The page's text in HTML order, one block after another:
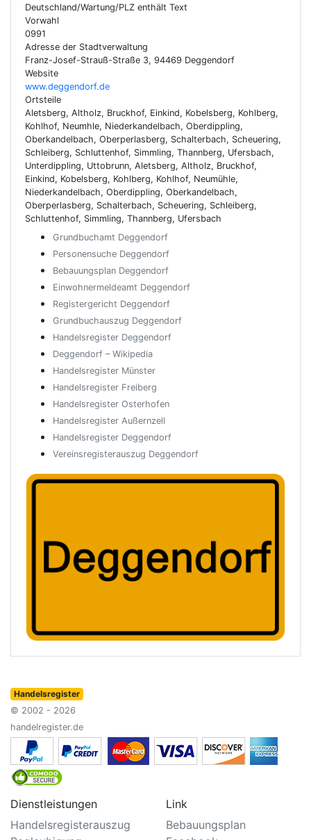
Deutschland/Wartung/PLZ enthält Text
Vorwahl
0991
Adresse der Stadtverwaltung
Franz-Josef-Strauß-Straße 3, 94469 Deggendorf
Website
www.deggendorf.de
Ortsteile
Aletsberg, Altholz, Bruckhof, Einkind, Kobelsberg, Kohlberg,
Kohlhof, Neumhle, Niederkandelbach, Oberdippling,
Oberkandelbach, Oberperlasberg, Schalterbach, Scheuering,
Schleiberg, Schluttenhof, Simmling, Thannberg, Ufersbach,
Unterdippling, Uttobrunn, Aletsberg, Altholz, Bruckhof,
Einkind, Kobelsberg, Kohlberg, Kohlhof, Neumühle,
Niederkandelbach, Oberdippling, Oberkandelbach,
Oberperlasberg, Schalterbach, Scheuering, Schleiberg,
Schluttenhof, Simmling, Thannberg, Ufersbach
Grundbuchamt Deggendorf
Personensuche Deggendorf
Bebauungsplan Deggendorf
Einwohnermeldeamt Deggendorf
Registergericht Deggendorf
Grundbuchauszug Deggendorf
Handelsregister Deggendorf
Deggendorf – Wikipedia
Handelsregister Münster
Handelsregister Freiberg
Handelsregister Osterhofen
Handelsregister Außernzell
Handelsregister Deggendorf
Vereinsregisterauszug Deggendorf
Handelsregister
© 2002 - 2026
handelregister.de
Dienstleistungen
Handelsregisterauszug
Link
Bebauungsplan